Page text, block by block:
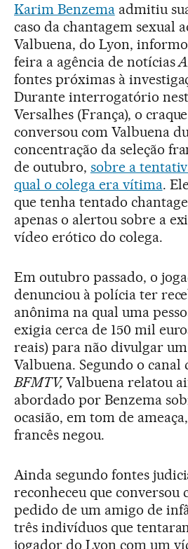
Karim Benzemaadmitiu
caso da chantagem sexual
Valbuena, do Lyon,
feira a agência de notícias
fontes próximas à
Durante interrogatório
Versalhes (França), o
conversou com Valbuena
concentração da seleção
de outubro, sobre a
qual o colega era vítima.
que tenha tentado
apenas o alertou sobre a
vídeo erótico do colega.
Em outubro passado, o
denunciou à polícia ter
anônima na qual uma
exigia cerca de 150 mil
reais) para não divulgar
Valbuena. Segundo o canal
BFMTV,Valbuena relatou
abordado por Benzema
ocasião, em tom de
francês negou.
Ainda segundo fontes
reconheceu que conversou
pedido de um amigo de
três indivíduos que
jogador do Lyon com um